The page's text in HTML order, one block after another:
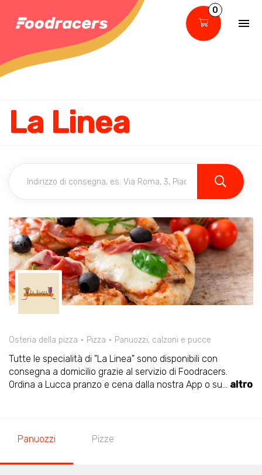
0
La Linea
Osteria della pizza Pizza Panuozzi, calzoni e pucce
Tutte le specialità di "La Linea" sono disponibili con
consegna a domicilio grazie al servizio di Foodracers.
Ordina a Lucca pranzo e cena dalla nostra App o su... altro
Panuozzi Pizze